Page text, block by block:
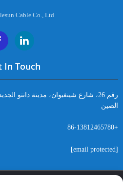
Cable Co., Ltd.
In Touch
رقم 26، شارع شينغيوان، مدينة دانتو
الصين
+86-13812465780
[email protected]